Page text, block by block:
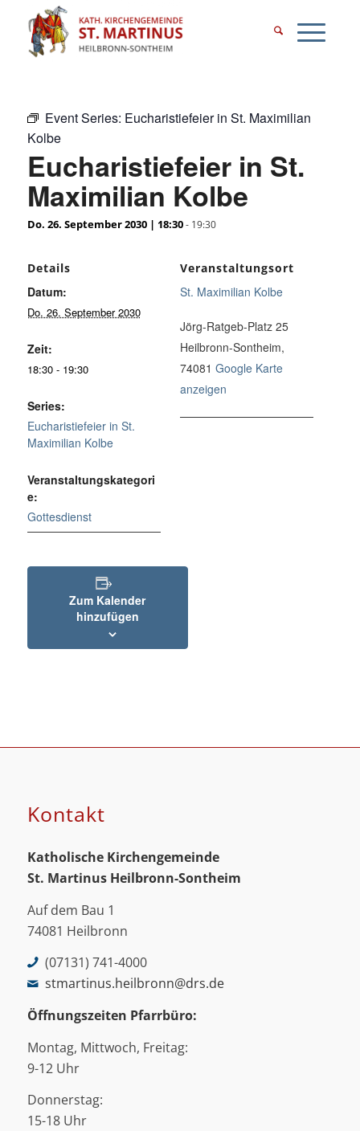
Event Series: Eucharistiefeier in St. Maximilian
Kolbe
Eucharistiefeier in St.
Maximilian Kolbe
Do. 26. September 2030 | 18:30- 19:30
Details
Datum:
Do. 26. September 2030
Zeit:
18:30 - 19:30
Series:
Eucharistiefeier in St.
Maximilian Kolbe
Veranstaltungskategori
e:
Gottesdienst
Veranstaltungsort
St. Maximilian Kolbe
Jörg-Ratgeb-Platz 25
Heilbronn-Sontheim,
74081 Google Karte
anzeigen
Zum Kalender
hinzufügen
Kontakt
Katholische Kirchengemeinde
St. Martinus Heilbronn-Sontheim
Auf dem Bau 1
74081 Heilbronn
(07131) 741-4000
stmartinus.heilbronn@drs.de
Öffnungszeiten Pfarrbüro:
Montag, Mittwoch, Freitag:
9-12 Uhr
Donnerstag:
15-18 Uhr